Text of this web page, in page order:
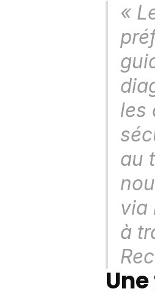
«
les
au
via
à